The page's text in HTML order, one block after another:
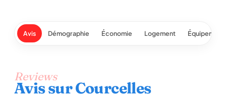
Avis Démographie Économie Logement
Reviews
Avis sur Courcelles